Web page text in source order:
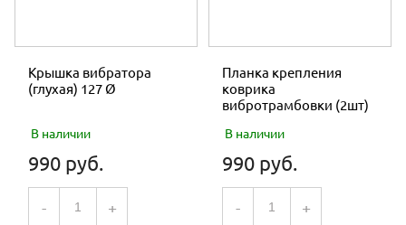
Крышка вибратора
(глухая) 127 Ø
В наличии
990 руб.
- +
Планка крепления
коврика
вибротрамбовки (2шт)
В наличии
990 руб.
- +